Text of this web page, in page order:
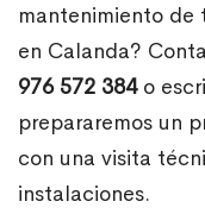
mantenimiento de
en Calanda?
976 572 384o
prepararemos un
con una visita
instalaciones.